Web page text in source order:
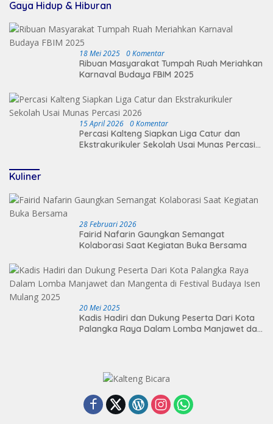
Gaya Hidup & Hiburan
18 Mei 2025 0 Komentar
Ribuan Masyarakat Tumpah Ruah Meriahkan
Karnaval Budaya FBIM 2025
15 April 2026 0 Komentar
Percasi Kalteng Siapkan Liga Catur dan
Ekstrakurikuler Sekolah Usai Munas Percasi
Kuliner
28 Februari 2026
Fairid Nafarin Gaungkan Semangat
Kolaborasi Saat Kegiatan Buka Bersama
20 Mei 2025
Kadis Hadiri dan Dukung Peserta Dari Kota
Palangka Raya Dalam Lomba Manjawet dan